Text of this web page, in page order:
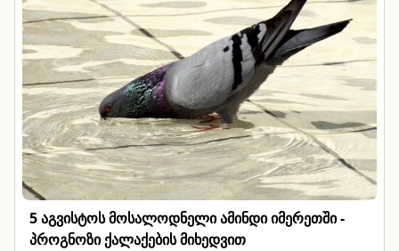
5 აგვისტოს მოსალოდნელი ამინდი იმერეთში -
პროგნოზი ქალაქების მიხედვით